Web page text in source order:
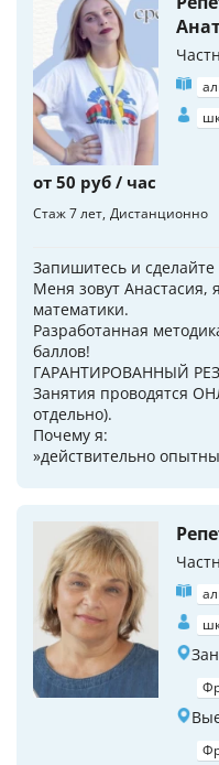
от 50 руб / час
Стаж 7 лет Дистанционно
Запишитесь и сделайте
Меня зовут
математики.
Разработанная
баллов!
ГАРАНТИРОВАННЫЙ
Занятия проводятся
отдельно).
Почему я:
»действительно